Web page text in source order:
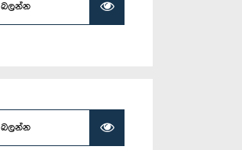
බලන්න
බලන්න